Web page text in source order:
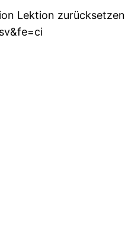
Lektion zurücksetzen